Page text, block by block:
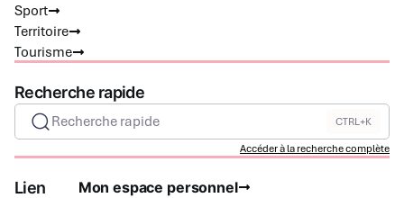
Sport
Territoire
Tourisme
Recherche rapide
Recherche rapide CTRL+K
Accéder à la recherche complète
Lien
Mon espace personnel